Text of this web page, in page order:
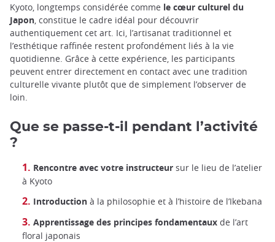
Kyoto, longtemps considérée comme le cœur culturel du
Japon , constitue le cadre idéal pour découvrir
authentiquement cet art. Ici, l’artisanat traditionnel et
l’esthétique raffinée restent profondément liés à la vie
quotidienne. Grâce à cette expérience, les participants
peuvent entrer directement en contact avec une tradition
culturelle vivante plutôt que de simplement l’observer de
loin.
Que se passe-t-il pendant l’activité
?
Rencontre avec votre instructeur sur le lieu de l’atelier
à Kyoto
Introduction à la philosophie et à l’histoire de l’Ikebana
Apprentissage des principes fondamentaux de l’art
floral japonais